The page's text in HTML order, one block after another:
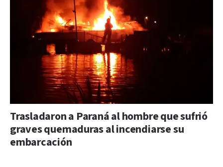
Trasladaron a Paraná al hombre que sufrió
graves quemaduras al incendiarse su
embarcación